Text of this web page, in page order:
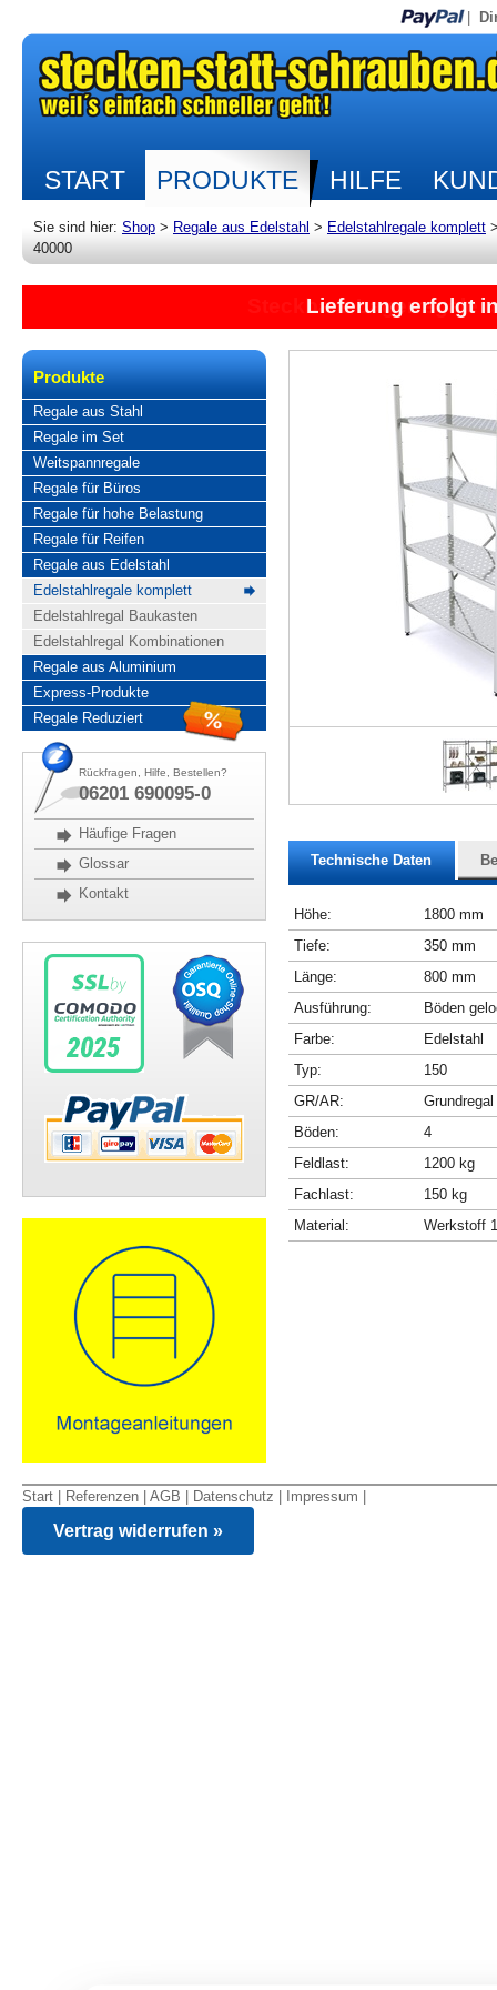
START PRODUKTE HILFE
Sie sind hier: Shop > Regale aus Edelstahl > Edelstahlregale komplett
40000
Lieferung erfolgt
Produkte
Regale aus Stahl
Regale im Set
Weitspannregale
Regale für Büros
Regale für hohe Belastung
Regale für Reifen
Regale aus Edelstahl
Edelstahlregale komplett
Edelstahlregal Baukasten
Edelstahlregal Kombinationen
Regale aus Aluminium
Express-Produkte
Regale Reduziert
Rückfragen, Hilfe, Bestellen?
06201 690095-0
Häufige Fragen
Glossar
Kontakt
Technische Daten
Höhe:
1800 mm
Tiefe:
350 mm
Länge:
800 mm
Ausführung:
Böden
Farbe:
Edelstahl
Typ:
150
GR/AR:
Grundregal
Böden:
4
Feldlast:
1200 kg
Fachlast:
150 kg
Material:
Werkstoff
Start Referenzen AGB Datenschutz Impressum
Vertrag widerrufen »